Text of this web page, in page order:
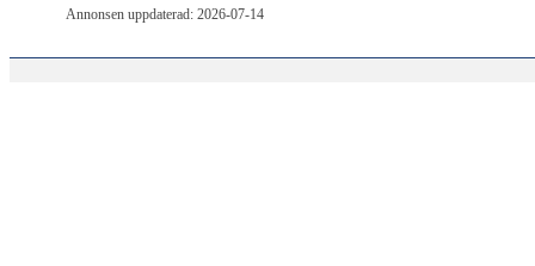
Annonsen uppdaterad: 2026-07-14